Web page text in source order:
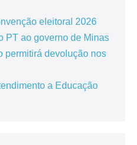
eleitoral 2026
PT ao governo de Minas
permitirá devolução nos
a Educação